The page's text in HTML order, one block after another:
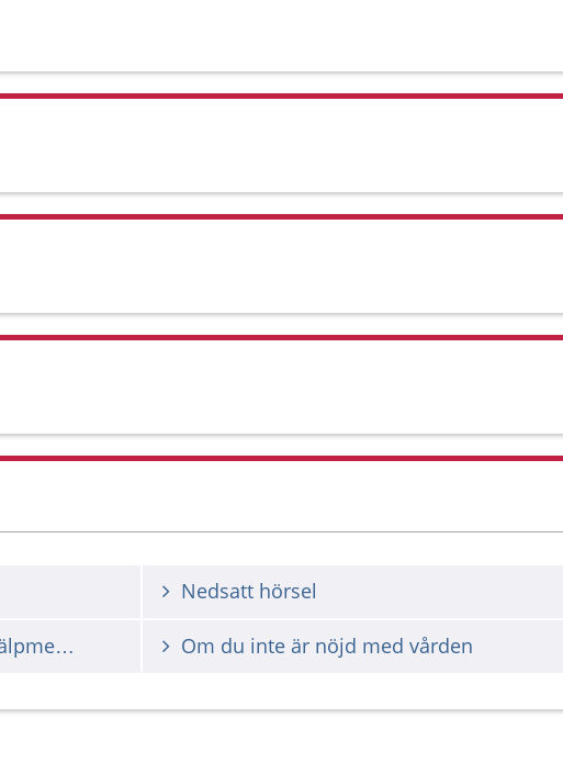
Nedsatt hörsel
Att få hörapparat och andra hörhjälpmedel Om du inte är nöjd med vården